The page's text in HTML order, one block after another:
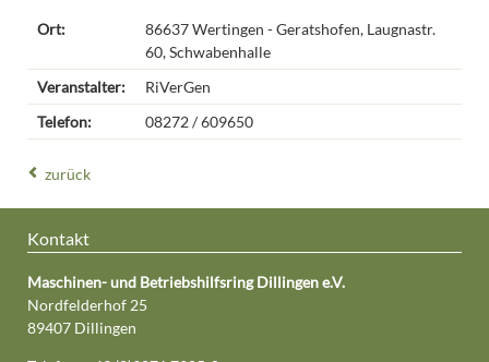
Ort:
86637 Wertingen - Geratshofen, Laugnastr.
60, Schwabenhalle
Veranstalter:
RiVerGen
Telefon:
08272 / 609650
zurück
Kontakt
Maschinen- und Betriebshilfsring Dillingen e.V.
Nordfelderhof 25
89407 Dillingen